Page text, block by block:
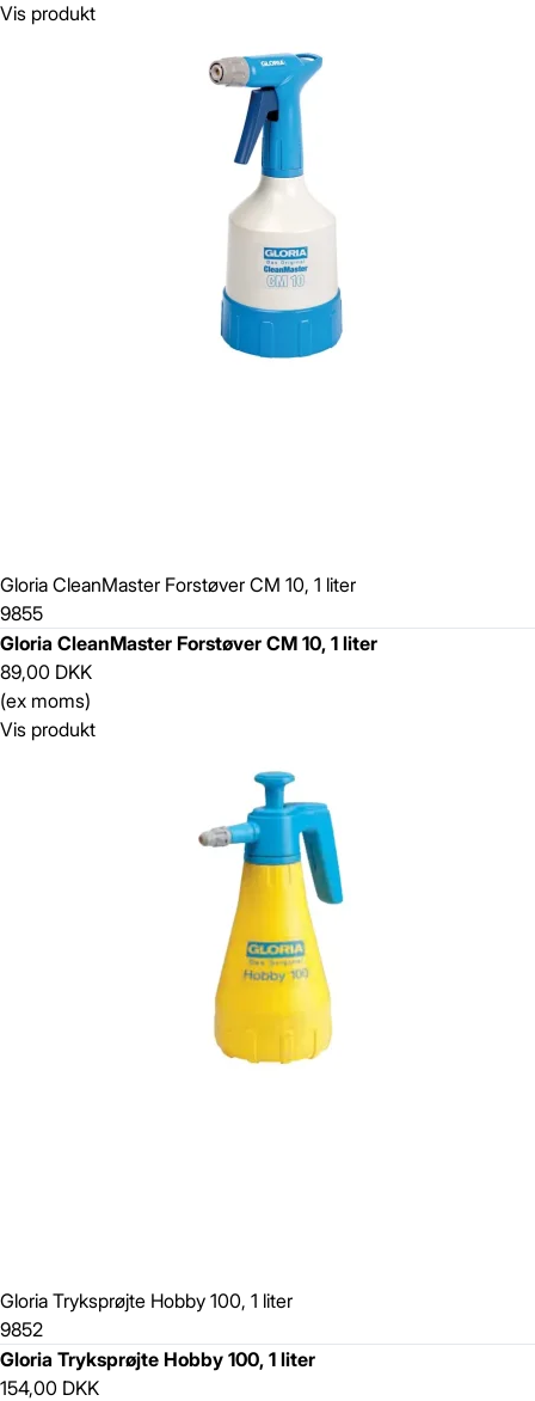
Vis produkt
Gloria CleanMaster Forstøver CM 10, 1 liter
9855
Gloria CleanMaster Forstøver CM 10, 1 liter
89,00 DKK
(ex moms)
Vis produkt
Gloria Tryksprøjte Hobby 100, 1 liter
9852
Gloria Tryksprøjte Hobby 100, 1 liter
154,00 DKK